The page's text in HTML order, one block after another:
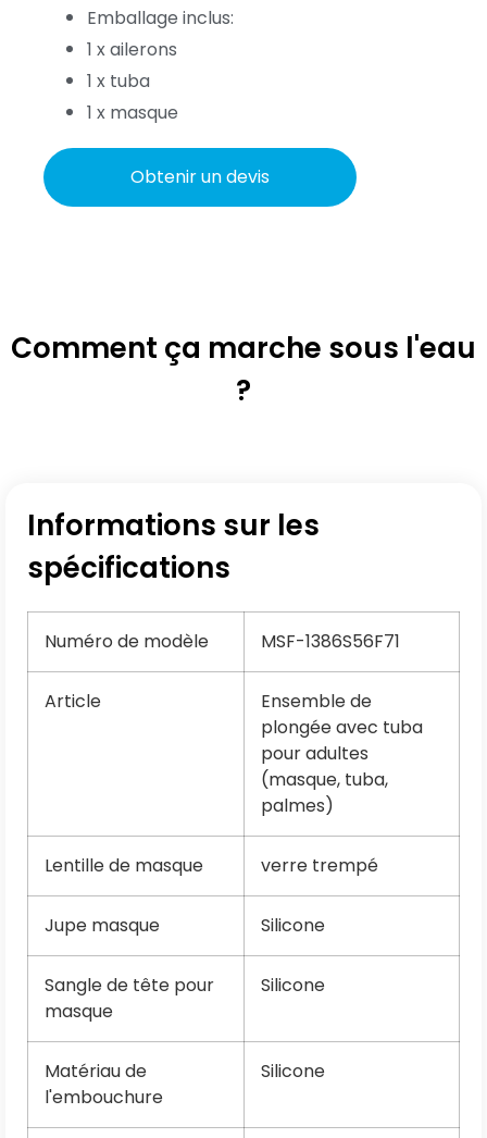
Emballage inclus:
1 x ailerons
1 x tuba
1 x masque
Obtenir un devis
Comment ça marche sous l'eau
?
Informations sur les
spécifications
Numéro de modèle MSF-1386S56F71
Article
Ensemble de
plongée avec tuba
pour adultes
(masque, tuba,
palmes)
Lentille de masque verre trempé
Jupe masque Silicone
Sangle de tête pour
masque
Silicone
Matériau de
l'embouchure
Silicone